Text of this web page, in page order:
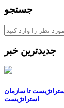
جستجو
جدیدترین خبر
تا سازمان
استراتژیست